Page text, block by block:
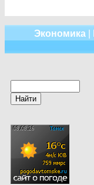
Экономика|